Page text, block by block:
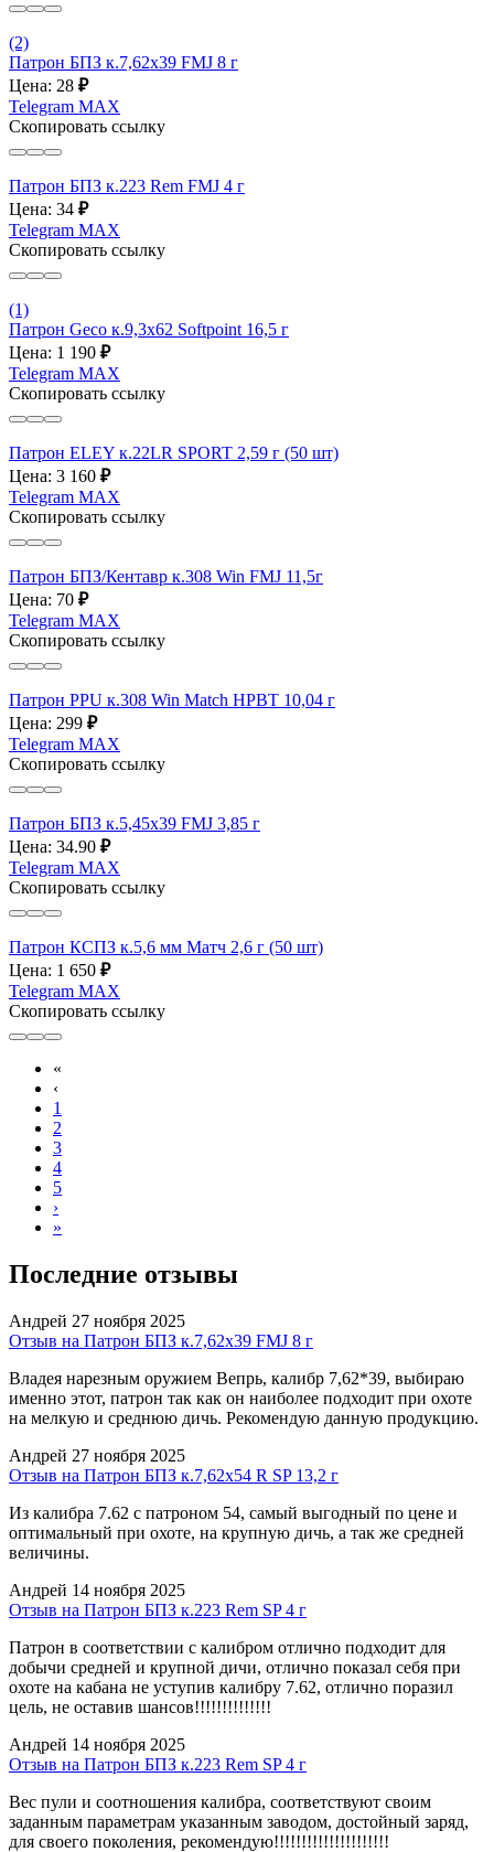
(2)
Патрон БПЗ к.7,62х39 FMJ 8 г
Цена: 28 ₽
Telegram MAX
Скопировать ссылку
Патрон БПЗ к.223 Rem FMJ 4 г
Цена: 34 ₽
Telegram MAX
Скопировать ссылку
(1)
Патрон Geco к.9,3x62 Softpoint 16,5 г
Цена: 1 190 ₽
Telegram MAX
Скопировать ссылку
Патрон ELEY к.22LR SPORT 2,59 г (50 шт)
Цена: 3 160 ₽
Telegram MAX
Скопировать ссылку
Патрон БПЗ/Кентавр к.308 Win FMJ 11,5г
Цена: 70 ₽
Telegram MAX
Скопировать ссылку
Патрон PPU к.308 Win Match HPBT 10,04 г
Цена: 299 ₽
Telegram MAX
Скопировать ссылку
Патрон БПЗ к.5,45х39 FMJ 3,85 г
Цена: 34.90 ₽
Telegram MAX
Скопировать ссылку
Патрон КСПЗ к.5,6 мм Матч 2,6 г (50 шт)
Цена: 1 650 ₽
Telegram MAX
Скопировать ссылку
«
‹
1
2
3
4
5
›
»
Последние отзывы
Андрей 27 ноября 2025
Отзыв на Патрон БПЗ к.7,62х39 FMJ 8 г
Владея нарезным оружием Вепрь, калибр 7,62*39, выбираю
именно этот, патрон так как он наиболее подходит при охоте
на мелкую и среднюю дичь. Рекомендую данную продукцию.
Андрей 27 ноября 2025
Отзыв на Патрон БПЗ к.7,62х54 R SP 13,2 г
Из калибра 7.62 с патроном 54, самый выгодный по цене и
оптимальный при охоте, на крупную дичь, а так же средней
величины.
Андрей 14 ноября 2025
Отзыв на Патрон БПЗ к.223 Rem SP 4 г
Патрон в соответствии с калибром отлично подходит для
добычи средней и крупной дичи, отлично показал себя при
охоте на кабана не уступив калибру 7.62, отлично поразил
цель, не оставив шансов!!!!!!!!!!!!!!
Андрей 14 ноября 2025
Отзыв на Патрон БПЗ к.223 Rem SP 4 г
Вес пули и соотношения калибра, соответствуют своим
заданным параметрам указанным заводом, достойный заряд,
для своего поколения, рекомендую!!!!!!!!!!!!!!!!!!!!!